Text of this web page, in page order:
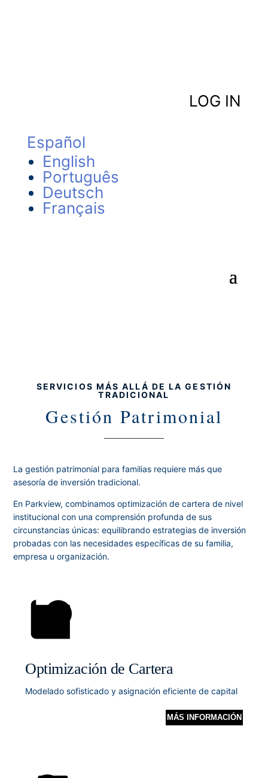
LOG IN
Español
English
Português
Deutsch
Français
SERVICIOS MÁS ALLÁ DE LA GESTIÓN
TRADICIONAL
Gestión Patrimonial
La gestión patrimonial para familias requiere más que
asesoría de inversión tradicional.
En Parkview, combinamos optimización de cartera de nivel
institucional con una comprensión profunda de sus
circunstancias únicas: equilibrando estrategias de inversión
probadas con las necesidades específicas de su familia,
empresa u organización.
Optimización de Cartera
Modelado sofisticado y asignación eficiente de capital
MÁS INFORMACIÓN